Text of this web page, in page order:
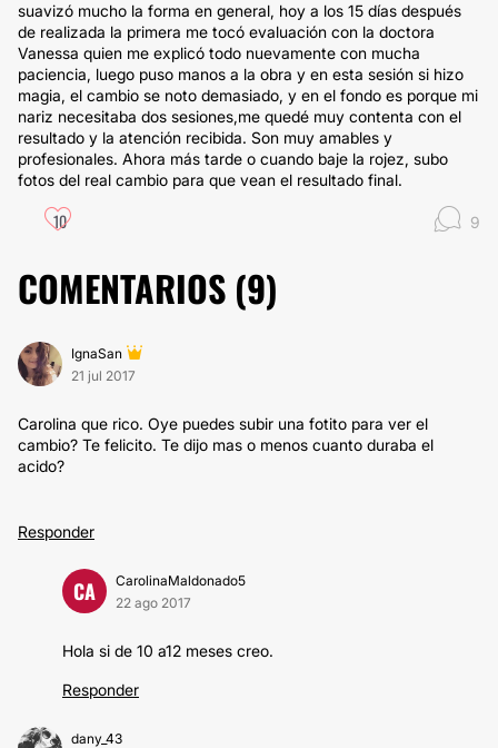
suavizó mucho la forma en general, hoy a los 15 días después
de realizada la primera me tocó evaluación con la doctora
Vanessa quien me explicó todo nuevamente con mucha
paciencia, luego puso manos a la obra y en esta sesión si hizo
magia, el cambio se noto demasiado, y en el fondo es porque mi
nariz necesitaba dos sesiones,me quedé muy contenta con el
resultado y la atención recibida. Son muy amables y
profesionales. Ahora más tarde o cuando baje la rojez, subo
fotos del real cambio para que vean el resultado final.
10 9
COMENTARIOS (9)
IgnaSan
21 jul 2017
Carolina que rico. Oye puedes subir una fotito para ver el
cambio? Te felicito. Te dijo mas o menos cuanto duraba el
acido?
Responder
CA
CarolinaMaldonado5
22 ago 2017
Hola si de 10 a12 meses creo.
Responder
dany_43